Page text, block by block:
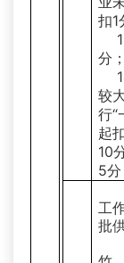
扣1
分；
较
行“
起
10
5分
工
批
2